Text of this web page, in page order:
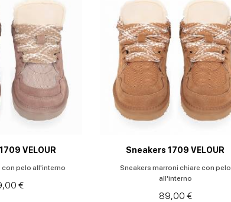
VELOUR
con pelo all'interno
€
Sneakers 1709 VELOUR
Sneakers marroni chiare con pelo
all'interno
89,00 €